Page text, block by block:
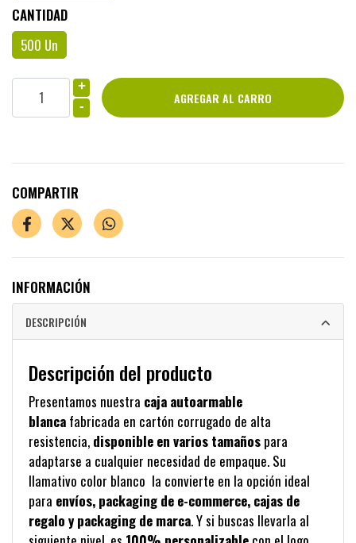
CANTIDAD
500 Un
+
-
COMPARTIR
INFORMACIÓN
DESCRIPCIÓN
Descripción del producto
Presentamos nuestra caja autoarmable
blanca fabricada en cartón corrugado de alta
resistencia, disponible en varios tamaños para
adaptarse a cualquier necesidad de empaque. Su
llamativo color blanco la convierte en la opción ideal
para envíos, packaging de e-commerce, cajas de
regalo y packaging de marca. Y si buscas llevarla al